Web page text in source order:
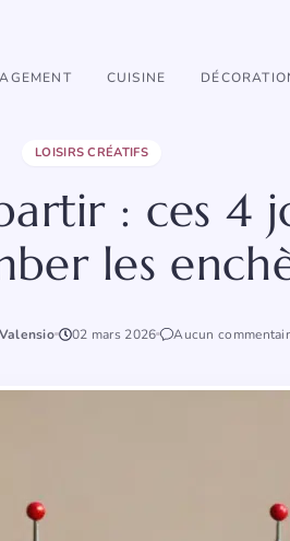
CUISINE
LOISIRS CRÉATIFS
: ces 4
les
02 mars 2026 Aucun